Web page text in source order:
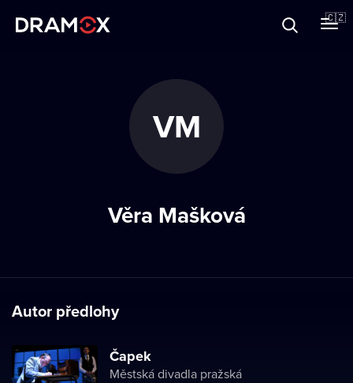
🇨🇿
VM
Věra Mašková
Autor předlohy
Čapek
Městská divadla pražská